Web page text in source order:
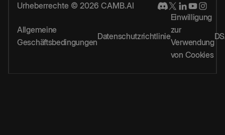
Urheberrechte © 2026 CAMB.AI
Allgemeine
Geschäftsbedingungen
Datenschutzrichtlinie
Einwilligung
zur
Verwendung
von Cookies